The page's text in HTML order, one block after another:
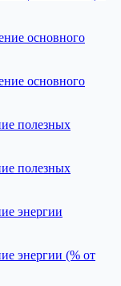
основного
основного
полезных
полезных
энергии
энергии (% от